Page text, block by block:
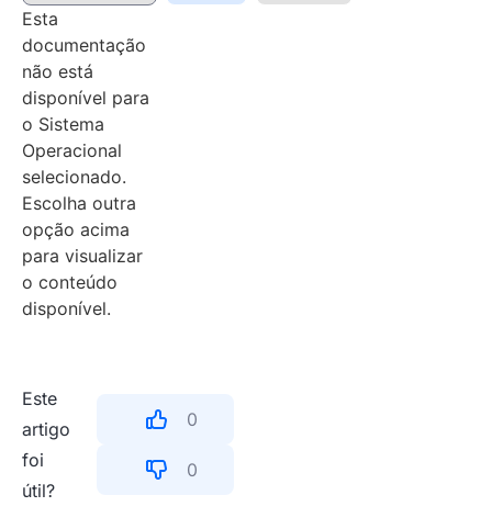
Esta
documentação
não está
disponível para
o Sistema
Operacional
selecionado.
Escolha outra
opção acima
para visualizar
o conteúdo
disponível.
Este
artigo
foi
útil?
0
0